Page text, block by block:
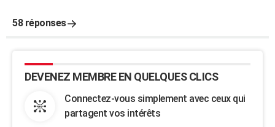
58 réponses
DEVENEZ MEMBRE EN QUELQUES CLICS
Connectez-vous simplement avec ceux qui
partagent vos intérêts